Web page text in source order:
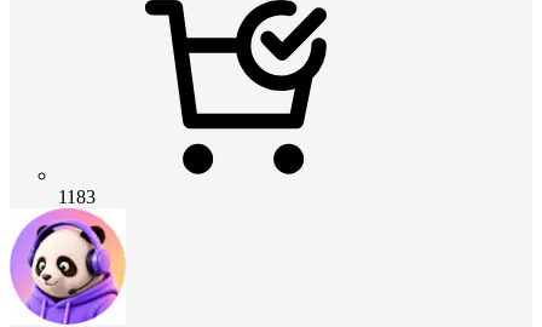
1183